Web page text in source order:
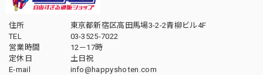
住所
東京都新宿区高田馬場3-2-2青柳ビル4F
TEL
03-3525-7022
営業時間
12－17時
定休日
土日祝
E-mail
info@happyshoten.com